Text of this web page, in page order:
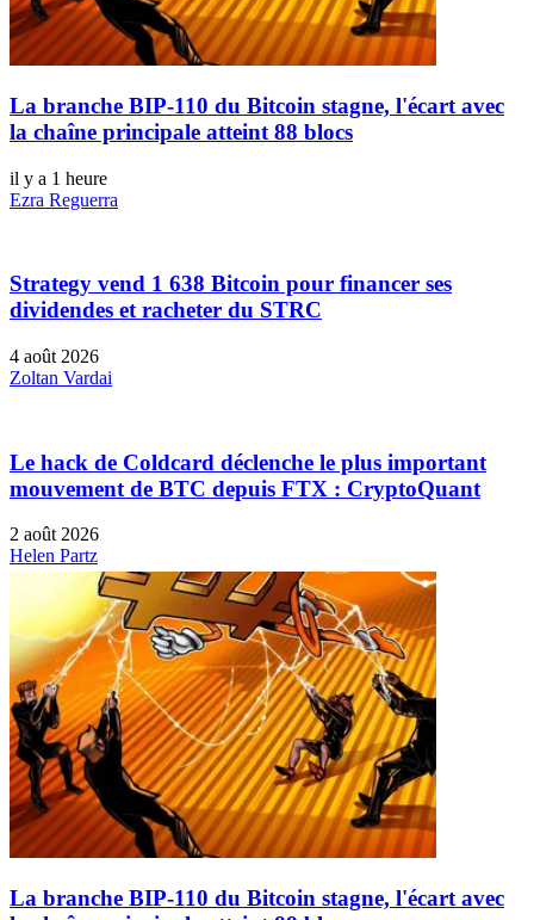
La branche BIP-110 du Bitcoin stagne, l'écart avec
la chaîne principale atteint 88 blocs
il y a 1 heure
Ezra Reguerra
Strategy vend 1 638 Bitcoin pour financer ses
dividendes et racheter du STRC
4 août 2026
Zoltan Vardai
Le hack de Coldcard déclenche le plus important
mouvement de BTC depuis FTX : CryptoQuant
2 août 2026
Helen Partz
La branche BIP-110 du Bitcoin stagne, l'écart avec